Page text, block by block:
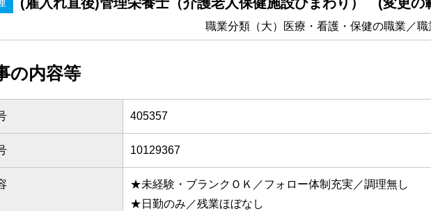
職業分類（大）医療・看護・保健の職業／
の内容等
405357
10129367
★未経験・ブランクＯＫ／フォロー体制充実／調理無し
★日勤のみ／残業ほぼなし